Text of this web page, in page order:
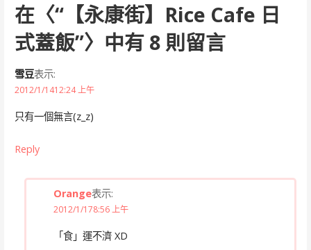
在〈“【永康街】Rice Cafe 日
式蓋飯”〉中有 8 則留言
雪豆表示:
2012/1/1412:24 上午
只有一個無言(z_z)
Reply
Orange表示:
2012/1/178:56 上午
「食」運不濟 XD